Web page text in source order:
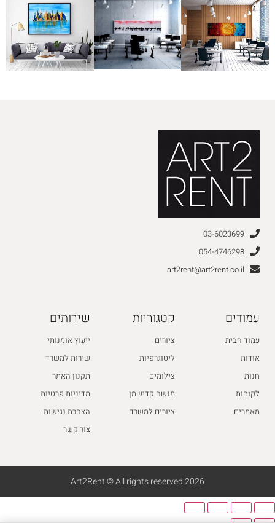
03-6023699
054-4746298
art2rent@art2rent.co.il
עמודים
עמוד הבית
אודות
חנות
לקוחות
מאמרים
קטגוריות
ציורים
ליטוגרפיות
צילומים
מנשה קדישמן
ציורים למשרד
שירותים
ייעוץ אומנותי
שירות למשרד
תקנון האתר
מדיניות פרטיות
הצהרת נגישות
צור קשר
2026 Art2Rent © All rights reserved